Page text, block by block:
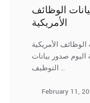
الوظائف
الأمريكية
الأمريكية
صدور بيانات
التوظيف …
February 11,